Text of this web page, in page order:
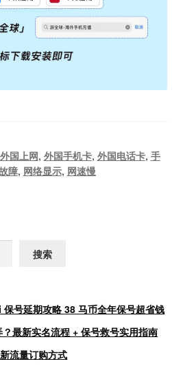
外国上网, 外国手机卡, 外国电话卡, 手
障, 网络显示, 网速慢
搜索
号延期攻略 38 马币全年保号超省钱
最新实名流程 + 保号救号实用指南
流量订购方式